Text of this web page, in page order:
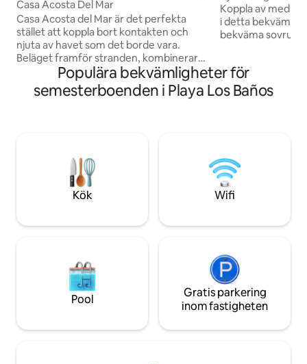
Casa Acosta Del Mar
Casa Acosta del Mar är det perfekta
stället att koppla bort kontakten och
njuta av havet som det borde vara.
Beläget framför stranden, kombinerar
det komfort, rymlighet och ett
privilegierat läge bara några steg från
havet. Det har idealiska utrymmen för
perfekta miljön för långa eftermiddagar,
oförglömliga solnedgångar och speciella
stunder med familj eller vänner.
Koppla av med
i detta bekväma hus Huset
bekväma sovrum
Privat grill 🍽️
belysning Som gäst kommer du också
att ha tillgång till
Populära bekvämligheter för
semesterboenden i Playa Los Baños
Kök Wifi
Pool
Gratis parkering
inom fastigheten